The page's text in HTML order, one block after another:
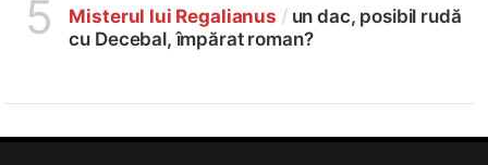
5 Misterul lui Regalianus /un dac, posibil rudă
cu Decebal, împărat roman?